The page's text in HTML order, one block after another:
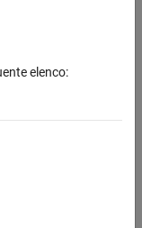
elenco: